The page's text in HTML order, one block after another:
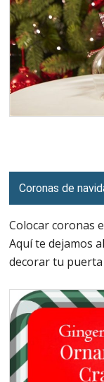
Coronas de
Colocar coronas
Aquí te dejamos
decorar tu